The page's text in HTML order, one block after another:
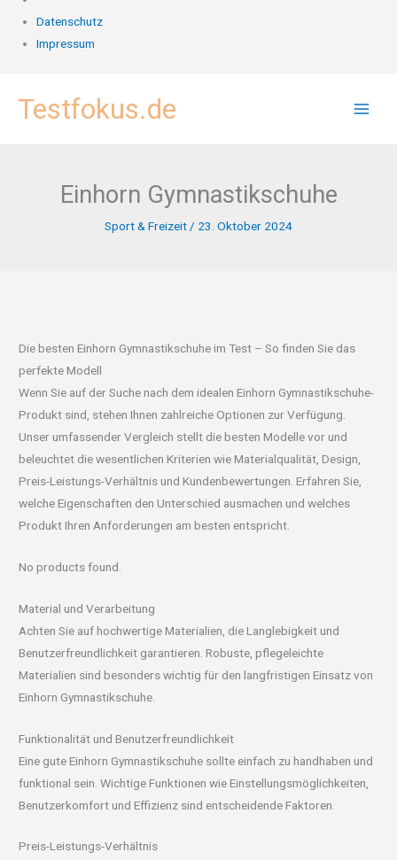
Datenschutz
Impressum
InhaltTestfokus.de
Einhorn Gymnastikschuhe
Sport & Freizeit / 23. Oktober 2024
Die besten Einhorn Gymnastikschuhe im Test – So finden Sie das
perfekte Modell
Wenn Sie auf der Suche nach dem idealen Einhorn Gymnastikschuhe-
Produkt sind, stehen Ihnen zahlreiche Optionen zur Verfügung.
Unser umfassender Vergleich stellt die besten Modelle vor und
beleuchtet die wesentlichen Kriterien wie Materialqualität, Design,
Preis-Leistungs-Verhältnis und Kundenbewertungen. Erfahren Sie,
welche Eigenschaften den Unterschied ausmachen und welches
Produkt Ihren Anforderungen am besten entspricht.
No products found.
Material und Verarbeitung
Achten Sie auf hochwertige Materialien, die Langlebigkeit und
Benutzerfreundlichkeit garantieren. Robuste, pflegeleichte
Materialien sind besonders wichtig für den langfristigen Einsatz von
Einhorn Gymnastikschuhe.
Funktionalität und Benutzerfreundlichkeit
Eine gute Einhorn Gymnastikschuhe sollte einfach zu handhaben und
funktional sein. Wichtige Funktionen wie Einstellungsmöglichkeiten,
Benutzerkomfort und Effizienz sind entscheidende Faktoren.
Preis-Leistungs-Verhältnis